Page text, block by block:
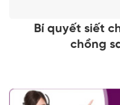
Bí quyết siết
chồng